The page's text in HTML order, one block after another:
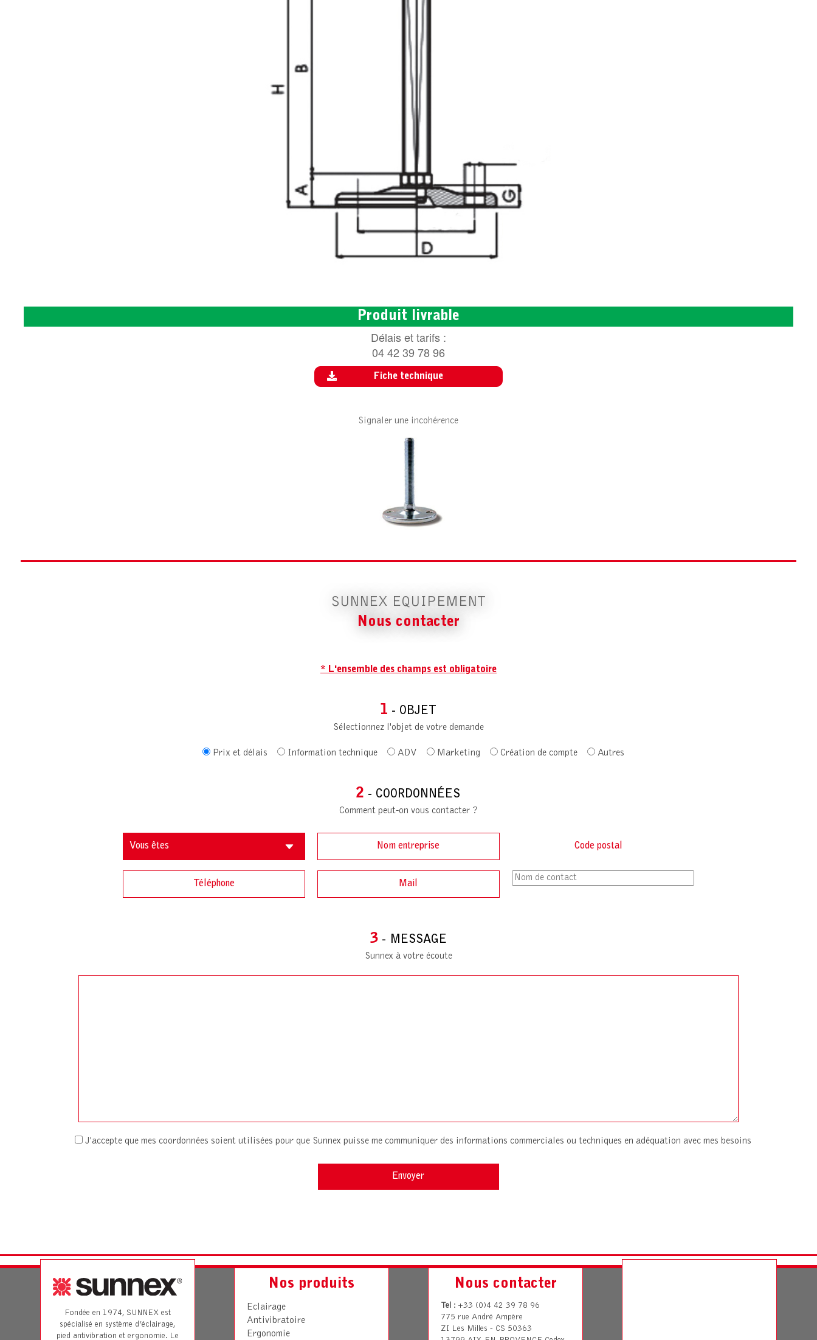
Produit livrable
Délais et tarifs :
04 42 39 78 96
Fiche technique
Signaler une incohérence
SUNNEX EQUIPEMENT
Nous contacter
* L'ensemble des champs est obligatoire
1 - OBJET
Sélectionnez l'objet de votre demande
Prix et délais Information technique ADV Marketing Création de compte Autres
2 - COORDONNÉES
Comment peut-on vous contacter ?
3- MESSAGE
Sunnex à votre écoute
J'accepte que mes coordonnées soient utilisées pour que Sunnex puisse me communiquer des informations commerciales ou techniques en adéquation avec mes besoins
Fondée en 1974, SUNNEX est
spécialisé en système d’éclairage,
pied antivibration et ergonomie. Le
Nos produits
Eclairage
Antivibratoire
Ergonomie
Nous contacter
Tel : +33 (0)4 42 39 78 96
775 rue André Ampère
ZI Les Milles - CS 50363